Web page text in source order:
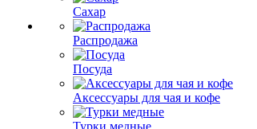
Сахар
Распродажа
Посуда
Аксессуары для чая и кофе
Турки медные